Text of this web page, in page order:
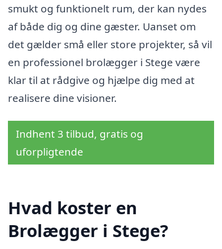
smukt og funktionelt rum, der kan nydes
af både dig og dine gæster. Uanset om
det gælder små eller store projekter, så vil
en professionel brolægger i Stege være
klar til at rådgive og hjælpe dig med at
realisere dine visioner.
Indhent 3 tilbud, gratis og
uforpligtende
Hvad koster en
Brolægger i Stege?